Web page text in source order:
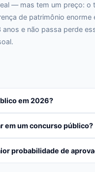
— mas tem um preço:
de patrimônio
e não passa perde
em 2026?
em um concurso público?
probabilidade de